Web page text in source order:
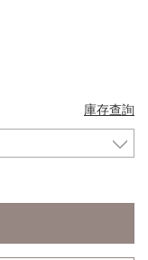
庫存查詢